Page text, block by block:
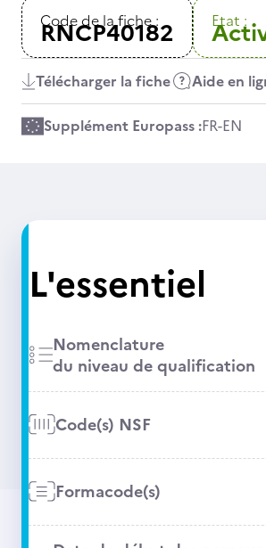
Code de la fiche :
RNCP40182 Etat :
Télécharger la fiche Aide en
Supplément Europass :FR-EN
L'essentiel
Nomenclature
du niveau de qualification
Code(s) NSF
Formacode(s)